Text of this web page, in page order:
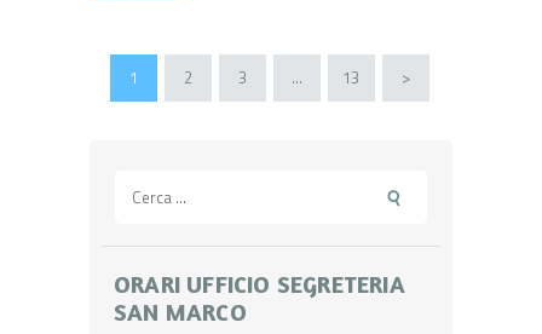
Paginazione
degli
PAGE
1 PAGE
2 PAGE
3 … PAGE
13 >
per:
ORARI UFFICIO SEGRETERIA
SAN MARCO